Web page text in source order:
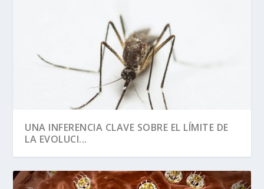
UNA INFERENCIA CLAVE SOBRE EL LÍMITE DE
LA EVOLUCI...